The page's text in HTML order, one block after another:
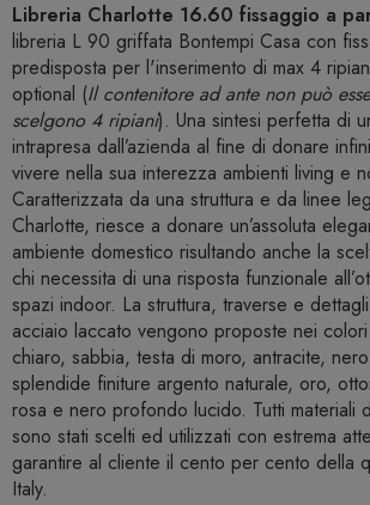
Libreria Charlotte 16.60 fissaggio a
libreria L 90 griffata Bontempi Casa con
predisposta per l'inserimento di max 4
optional (Il contenitore ad ante non può
scelgono 4 ripiani). Una sintesi perfetta di
intrapresa dall’azienda al fine di donare
vivere nella sua interezza ambienti living e
Caratterizzata da una struttura e da linee
Charlotte, riesce a donare un’assoluta
ambiente domestico risultando anche la
chi necessita di una risposta funzionale
spazi indoor. La struttura, traverse e
acciaio laccato vengono proposte nei
chiaro, sabbia, testa di moro, antracite,
splendide finiture argento naturale, oro,
rosa e nero profondo lucido. Tutti materiali
sono stati scelti ed utilizzati con estrema
garantire al cliente il cento per cento della
Italy.